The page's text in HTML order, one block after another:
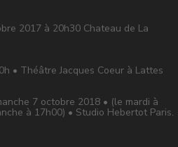
2017 à 20h30 Chateau de La
• Théâtre Jacques Coeur à Lattes
7 octobre 2018 • (le mardi à
à 17h00) • Studio Hebertot